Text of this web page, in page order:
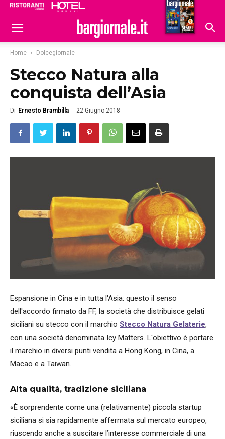
Hoteldomani
Home Dolcegiornale
Stecco Natura alla
conquista dell’Asia
Di Ernesto Brambilla - 22 Giugno 2018
Espansione in Cina e in tutta l'Asia: questo il senso
dell'accordo firmato da FF, la società che distribuisce gelati
siciliani su stecco con il marchio Stecco Natura Gelaterie,
con una società denominata Icy Matters. L'obiettivo è portare
il marchio in diversi punti vendita a Hong Kong, in Cina, a
Macao e a Taiwan.
Alta qualità, tradizione siciliana
«È sorprendente come una (relativamente) piccola startup
siciliana si sia rapidamente affermata sul mercato europeo,
riuscendo anche a suscitare l’interesse commerciale di una